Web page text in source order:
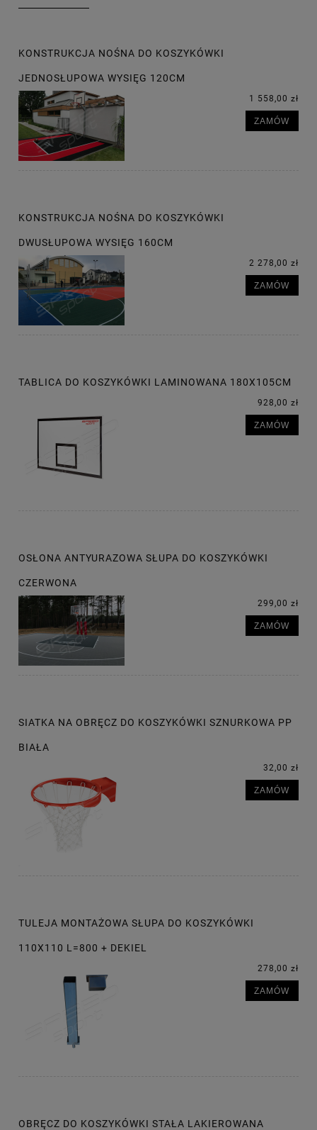
KONSTRUKCJA NOŚNA DO KOSZYKÓWKI
JEDNOSŁUPOWA WYSIĘG 120CM
1 558,00 zł
ZAMÓW
KONSTRUKCJA NOŚNA DO KOSZYKÓWKI
DWUSŁUPOWA WYSIĘG 160CM
2 278,00 zł
ZAMÓW
TABLICA DO KOSZYKÓWKI LAMINOWANA 180X105CM
928,00 zł
ZAMÓW
OSŁONA ANTYURAZOWA SŁUPA DO KOSZYKÓWKI
CZERWONA
299,00 zł
ZAMÓW
SIATKA NA OBRĘCZ DO KOSZYKÓWKI SZNURKOWA PP
BIAŁA
32,00 zł
ZAMÓW
TULEJA MONTAŻOWA SŁUPA DO KOSZYKÓWKI
110X110 L=800 + DEKIEL
278,00 zł
ZAMÓW
OBRĘCZ DO KOSZYKÓWKI STAŁA LAKIEROWANA